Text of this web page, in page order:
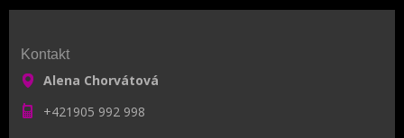
Kontakt
Alena Chorvátová
+421905 992 998